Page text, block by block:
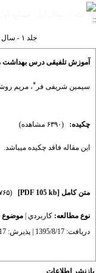
جلد ۱ - سال اول- شماره اول- ویژنامه آموزشی مجله علمی پژوهشی-بهار و تابستان صفحات ۵۱-۵۰
آموزش تلفیقی درس بهداشت
سیمین شریفی فر *، مریم
چکیده: (۶۳۹۰ مشاهده)
این مقاله فاقد چکیده می​باشد.
متن کامل [PDF 105 kb] (۷۶۵ دریافت)
نوع مطالعه: كاربردي موضوع
دریافت: 1395/8/17 | پذیرش: 1395/8/17 | انتشار: 1395/8/17
بازنشر اطلاعات